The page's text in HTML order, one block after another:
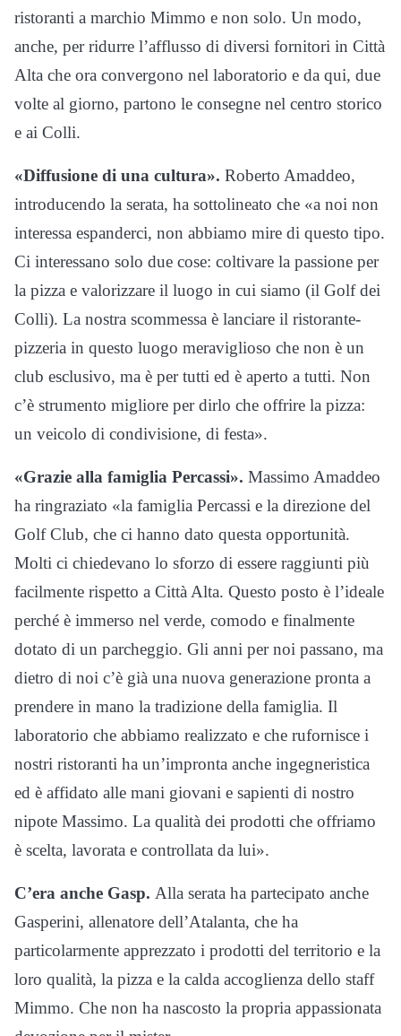
ristoranti a marchio Mimmo e non solo. Un modo,
anche, per ridurre l’afflusso di diversi fornitori in Città
Alta che ora convergono nel laboratorio e da qui, due
volte al giorno, partono le consegne nel centro storico
e ai Colli.
«Diffusione di una cultura». Roberto Amaddeo,
introducendo la serata, ha sottolineato che «a noi non
interessa espanderci, non abbiamo mire di questo tipo.
Ci interessano solo due cose: coltivare la passione per
la pizza e valorizzare il luogo in cui siamo (il Golf dei
Colli). La nostra scommessa è lanciare il ristorante-
pizzeria in questo luogo meraviglioso che non è un
club esclusivo, ma è per tutti ed è aperto a tutti. Non
c’è strumento migliore per dirlo che offrire la pizza:
un veicolo di condivisione, di festa».
«Grazie alla famiglia Percassi». Massimo Amaddeo
ha ringraziato «la famiglia Percassi e la direzione del
Golf Club, che ci hanno dato questa opportunità.
Molti ci chiedevano lo sforzo di essere raggiunti più
facilmente rispetto a Città Alta. Questo posto è l’ideale
perché è immerso nel verde, comodo e finalmente
dotato di un parcheggio. Gli anni per noi passano, ma
dietro di noi c’è già una nuova generazione pronta a
prendere in mano la tradizione della famiglia. Il
laboratorio che abbiamo realizzato e che rufornisce i
nostri ristoranti ha un’impronta anche ingegneristica
ed è affidato alle mani giovani e sapienti di nostro
nipote Massimo. La qualità dei prodotti che offriamo
è scelta, lavorata e controllata da lui».
C’era anche Gasp. Alla serata ha partecipato anche
Gasperini, allenatore dell’Atalanta, che ha
particolarmente apprezzato i prodotti del territorio e la
loro qualità, la pizza e la calda accoglienza dello staff
Mimmo. Che non ha nascosto la propria appassionata